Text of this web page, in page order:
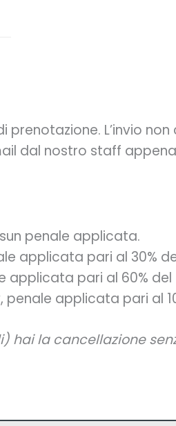
L’invio
dal nostro staff
penale applicata.
applicata pari al 30%
applicata pari al 60%
penale applicata pari al
hai la cancellazione